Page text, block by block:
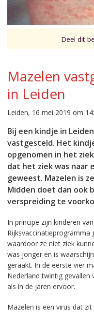
Deel dit
Mazelen
in Leiden
Leiden, 16 mei 2019 om
Bij een kindje in
vastgesteld. Het
opgenomen in het
dat het ziek was naar
geweest. Mazelen is
Midden doet dan ook
verspreiding te
In principe zijn kinderen
Rijksvaccinatieprogramma
waardoor ze niet ziek
was jonger en is
geraakt. In de eerste vier
Nederland twintig gevallen
als in de jaren ervoor.
Mazelen is een virus dat